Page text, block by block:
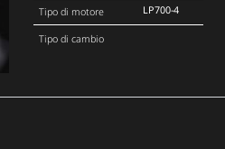
Tipo di motore
Tipo di cambio
LP700-4